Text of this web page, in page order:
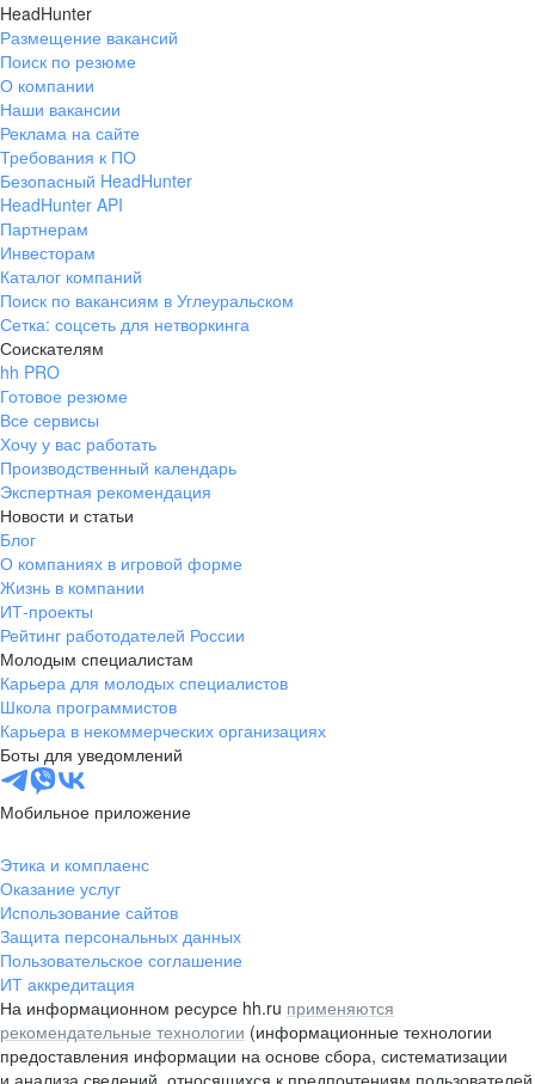
HeadHunter
Размещение вакансий
Поиск по резюме
О компании
Наши вакансии
Реклама на сайте
Требования к ПО
Безопасный HeadHunter
HeadHunter API
Партнерам
Инвесторам
Каталог компаний
Поиск по вакансиям в Углеуральском
Сетка: соцсеть для нетворкинга
Соискателям
hh PRO
Готовое резюме
Все сервисы
Хочу у вас работать
Производственный календарь
Экспертная рекомендация
Новости и статьи
Блог
О компаниях в игровой форме
Жизнь в компании
ИТ-проекты
Рейтинг работодателей России
Молодым специалистам
Карьера для молодых специалистов
Школа программистов
Карьера в некоммерческих организациях
Боты для уведомлений
Мобильное приложение
Этика и комплаенс
Оказание услуг
Использование сайтов
Защита персональных данных
Пользовательское соглашение
ИТ аккредитация
На информационном ресурсе hh.ru применяются
рекомендательные технологии (информационные технологии
предоставления информации на основе сбора, систематизации
и анализа сведений, относящихся к предпочтениям пользователей